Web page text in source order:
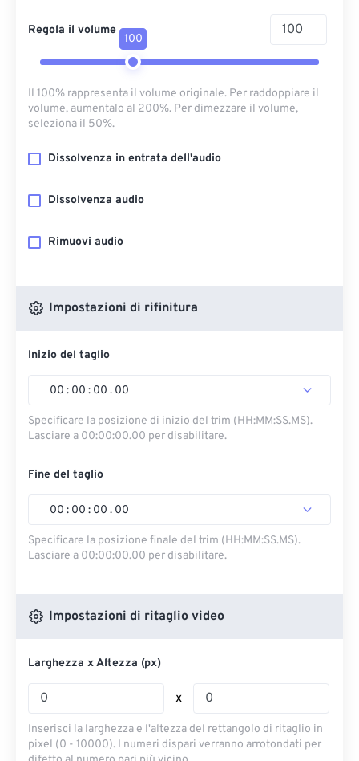
Regola il volume
100
Il 100% rappresenta il volume originale. Per raddoppiare il
volume, aumentalo al 200%. Per dimezzare il volume,
seleziona il 50%.
Dissolvenza in entrata dell'audio
Dissolvenza audio
Rimuovi audio
Impostazioni di rifinitura
Inizio del taglio
00 : 00 : 00 . 00
Specificare la posizione di inizio del trim (HH:MM:SS.MS).
Lasciare a 00:00:00.00 per disabilitare.
Fine del taglio
00 : 00 : 00 . 00
Specificare la posizione finale del trim (HH:MM:SS.MS).
Lasciare a 00:00:00.00 per disabilitare.
Impostazioni di ritaglio video
Larghezza x Altezza (px)
x
Inserisci la larghezza e l'altezza del rettangolo di ritaglio in
pixel (0 - 10000). I numeri dispari verranno arrotondati per